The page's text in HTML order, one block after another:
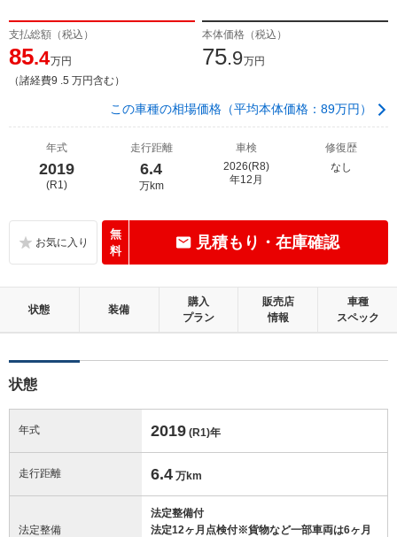
支払総額（税込）
85.4万円
（諸経費9 .5 万円含む）
本体価格（税込）
75.9万円
この車種の相場価格（平均本体価格：89万円）
年式
2019
(R1)
走行距離
6.4
万km
車検
2026(R8)
年12月
修復歴
なし
無
料
見積もり・在庫確認
状態 装備
購入
プラン
販売店
情報
車種
スペック
状態
年式 2019 (R1)年
走行距離 6.4 万km
法定整備
法定整備付
法定12ヶ月点検付※貨物など一部車両は6ヶ月